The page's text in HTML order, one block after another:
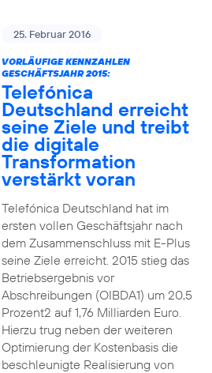
25. Februar 2016
VORLÄUFIGE KENNZAHLEN
GESCHÄFTSJAHR 2015:
Telefónica
Deutschland erreicht
seine Ziele und treibt
die digitale
Transformation
verstärkt voran
Telefónica Deutschland hat im
ersten vollen Geschäftsjahr nach
dem Zusammenschluss mit E-Plus
seine Ziele erreicht. 2015 stieg das
Betriebsergebnis vor
Abschreibungen (OIBDA1) um 20,5
Prozent2 auf 1,76 Milliarden Euro.
Hierzu trug neben der weiteren
Optimierung der Kostenbasis die
beschleunigte Realisierung von